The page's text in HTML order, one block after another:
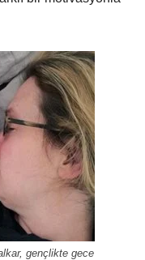
gençlikte gece